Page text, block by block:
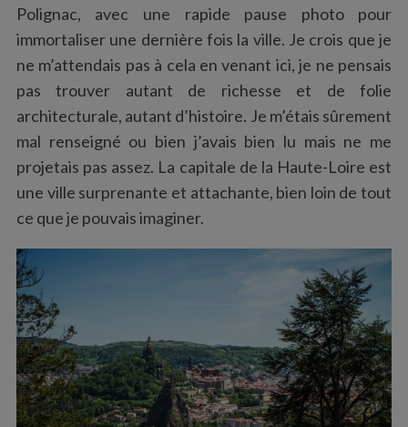
Polignac, avec une rapide pause photo pour
immortaliser une dernière fois la ville. Je crois que je
ne m’attendais pas à cela en venant ici, je ne pensais
pas trouver autant de richesse et de folie
architecturale, autant d’histoire. Je m’étais sûrement
mal renseigné ou bien j’avais bien lu mais ne me
projetais pas assez. La capitale de la Haute-Loire est
une ville surprenante et attachante, bien loin de tout
ce que je pouvais imaginer.